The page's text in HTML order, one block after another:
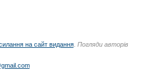
на сайт видання. Погляди авторів